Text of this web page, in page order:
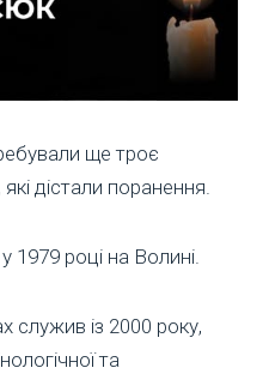
ще троє
дістали поранення.
1979 році на Волині.
служив із 2000 року,
та